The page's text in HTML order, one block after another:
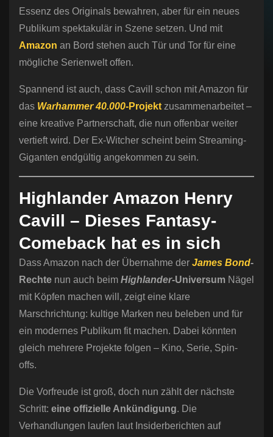
Essenz des Originals bewahren, aber für ein neues
Publikum spektakulär in Szene setzen. Und mit
Amazon an Bord stehen auch Tür und Tor für eine
mögliche Serienwelt offen.
Spannend ist auch, dass Cavill schon mit Amazon für
das Warhammer 40.000-Projekt zusammenarbeitet –
eine kreative Partnerschaft, die nun offenbar weiter
vertieft wird. Der Ex-Witcher scheint beim Streaming-
Giganten endgültig angekommen zu sein.
Highlander Amazon Henry
Cavill – Dieses Fantasy-
Comeback hat es in sich
Dass Amazon nach der Übernahme der James Bond-
Rechte nun auch beim Highlander-Universum Nägel
mit Köpfen machen will, zeigt eine klare
Marschrichtung: kultige Marken neu beleben und für
ein modernes Publikum fit machen. Dabei könnten
gleich mehrere Projekte folgen – Kino, Serie, Spin-
offs.
Die Vorfreude ist groß, doch nun zählt der nächste
Schritt: eine offizielle Ankündigung. Die
Verhandlungen laufen laut Insiderberichten auf